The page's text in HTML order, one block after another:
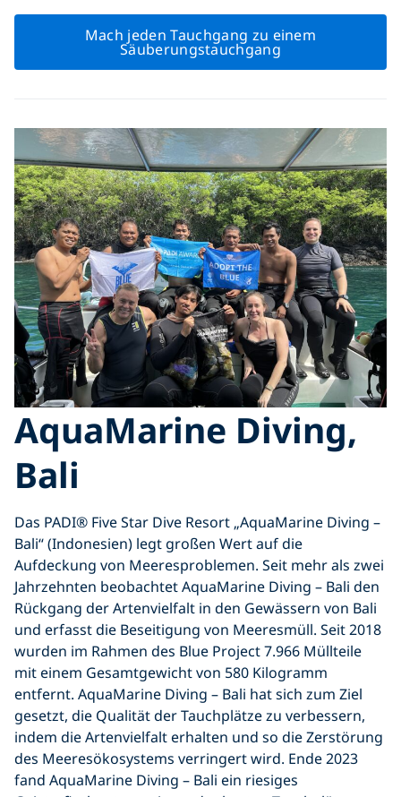
Mach jeden Tauchgang zu einem
Säuberungstauchgang
AquaMarine Diving,
Bali
Das PADI® Five Star Dive Resort „AquaMarine Diving –
Bali“ (Indonesien) legt großen Wert auf die
Aufdeckung von Meeresproblemen. Seit mehr als zwei
Jahrzehnten beobachtet AquaMarine Diving – Bali den
Rückgang der Artenvielfalt in den Gewässern von Bali
und erfasst die Beseitigung von Meeresmüll. Seit 2018
wurden im Rahmen des Blue Project 7.966 Müllteile
mit einem Gesamtgewicht von 580 Kilogramm
entfernt. AquaMarine Diving – Bali hat sich zum Ziel
gesetzt, die Qualität der Tauchplätze zu verbessern,
indem die Artenvielfalt erhalten und so die Zerstörung
des Meeresökosystems verringert wird. Ende 2023
fand AquaMarine Diving – Bali ein riesiges